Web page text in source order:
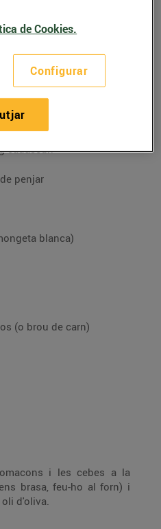
i
cadascun
penjar
blanca)
(o brou de carn)
i les cebes a la
brasa, feu-ho al forn) i
d'oliva.
de Cookies.
Configurar